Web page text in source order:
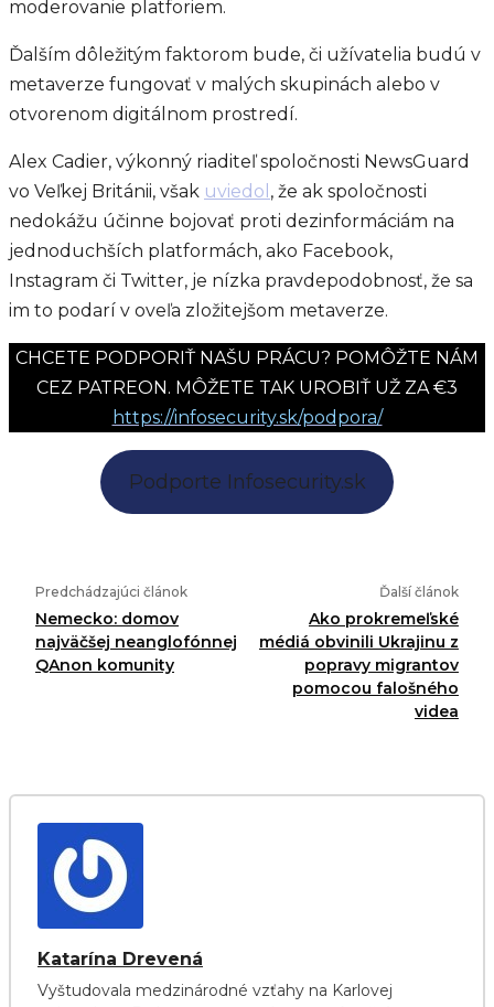
moderovanie platforiem.
Ďalším dôležitým faktorom bude, či užívatelia budú v
metaverze fungovať v malých skupinách alebo v
otvorenom digitálnom prostredí.
Alex Cadier, výkonný riaditeľ spoločnosti NewsGuard
vo Veľkej Británii, však uviedol , že ak spoločnosti
nedokážu účinne bojovať proti dezinformáciám na
jednoduchších platformách, ako Facebook,
Instagram či Twitter, je nízka pravdepodobnosť, že sa
im to podarí v oveľa zložitejšom metaverze.
CHCETE PODPORIŤ NAŠU PRÁCU? POMÔŽTE NÁM
CEZ PATREON. MÔŽETE TAK UROBIŤ UŽ ZA €3
https://infosecurity.sk/podpora/
Podporte Infosecurity.sk
Predchádzajúci článok
Nemecko: domov
najväčšej neanglofónnej
QAnon komunity
Ďalší článok
Ako prokremeľské
médiá obvinili Ukrajinu z
popravy migrantov
pomocou falošného
videa
Katarína Drevená
Vyštudovala medzinárodné vzťahy na Karlovej